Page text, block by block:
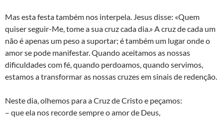
Mas esta festa também nos interpela. Jesus disse: «Quem
quiser seguir-Me, tome a sua cruz cada dia.» A cruz de cada um
não é apenas um peso a suportar; é também um lugar onde o
amor se pode manifestar. Quando aceitamos as nossas
dificuldades com fé, quando perdoamos, quando servimos,
estamos a transformar as nossas cruzes em sinais de redenção.
Neste dia, olhemos para a Cruz de Cristo e peçamos:
– que ela nos recorde sempre o amor de Deus,